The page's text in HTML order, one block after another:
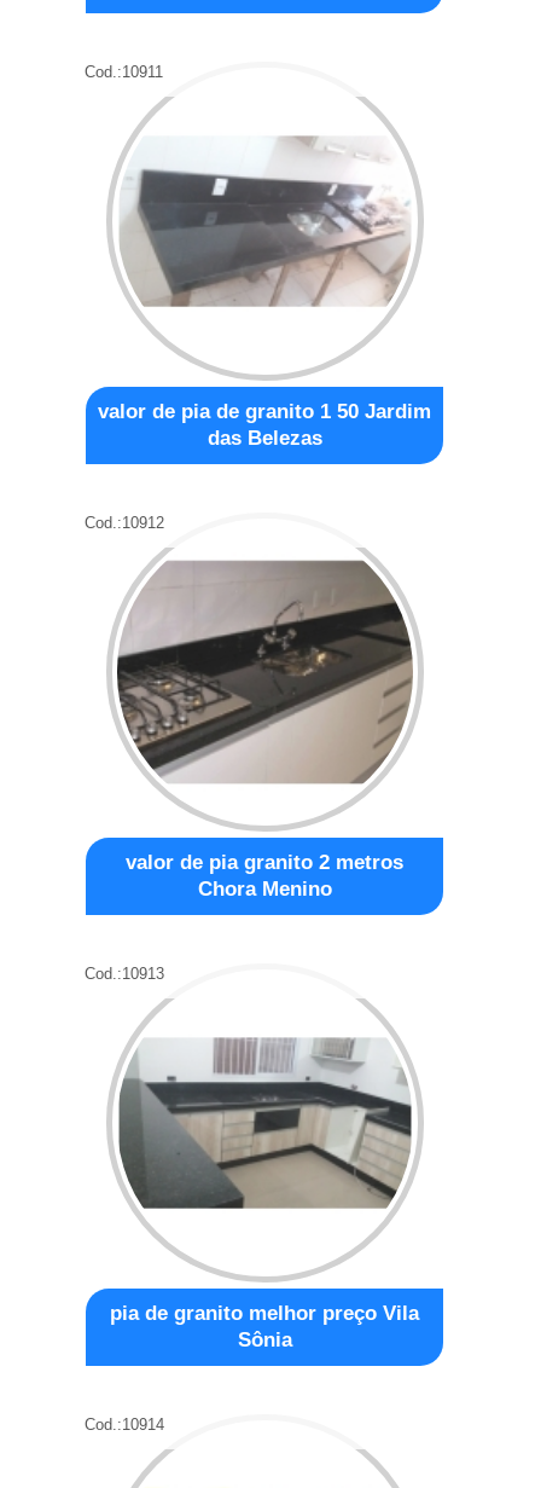
Cod.:10911
valor de pia de granito 1 50 Jardim
das Belezas
Cod.:10912
valor de pia granito 2 metros
Chora Menino
Cod.:10913
pia de granito melhor preço Vila
Sônia
Cod.:10914